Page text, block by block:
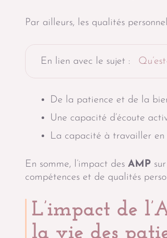
Par ailleurs, les qualités
En lien avec le sujet :
De la patience et de la
Une capacité d’écoute
La capacité à travailler
En somme, l’impact des AMP
compétences et de qualités
L’impact de
la vie des